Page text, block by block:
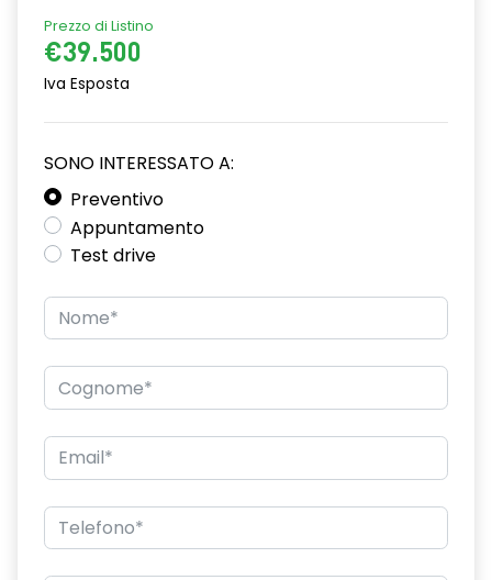
Prezzo di Listino
€39.500
Iva Esposta
SONO INTERESSATO A:
Preventivo
Appuntamento
Test drive